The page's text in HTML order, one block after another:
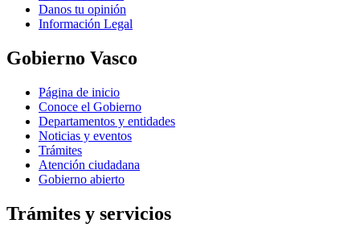
Danos tu opinión
Información Legal
Gobierno Vasco
Página de inicio
Conoce el Gobierno
Departamentos y entidades
Noticias y eventos
Trámites
Atención ciudadana
Gobierno abierto
Trámites y servicios